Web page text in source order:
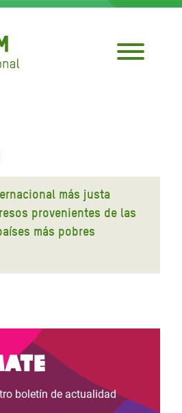
más justa
provenientes de las
más pobres
boletín de actualidad